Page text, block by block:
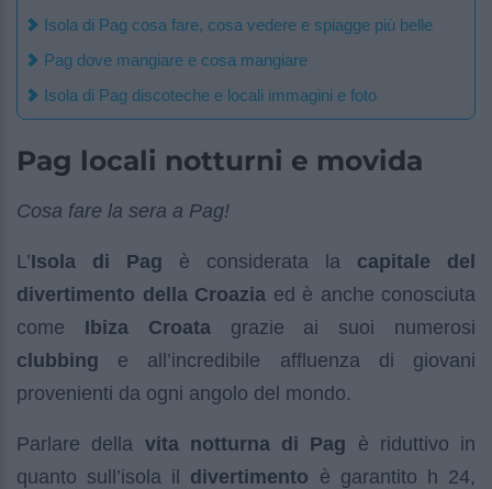
Isola di Pag cosa fare, cosa vedere e spiagge più belle
Pag dove mangiare e cosa mangiare
Isola di Pag discoteche e locali immagini e foto
Pag locali notturni e movida
Cosa fare la sera a Pag!
L’Isola di Pag è considerata la capitale del
divertimento della Croazia ed è anche conosciuta
come Ibiza Croatagrazie ai suoi numerosi
clubbing e all’incredibile affluenza di giovani
provenienti da ogni angolo del mondo.
Parlare della vita notturna di Pag è riduttivo in
quanto sull’isola il divertimento è garantito h 24,